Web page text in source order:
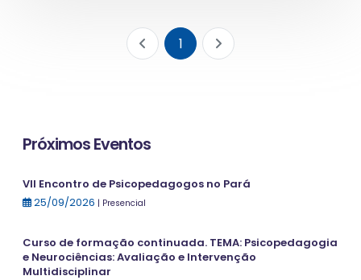
1
Próximos Eventos
VII Encontro de Psicopedagogos no Pará
25/09/2026 | Presencial
Curso de formação continuada. TEMA: Psicopedagogia
e Neurociências: Avaliação e Intervenção
Multidisciplinar